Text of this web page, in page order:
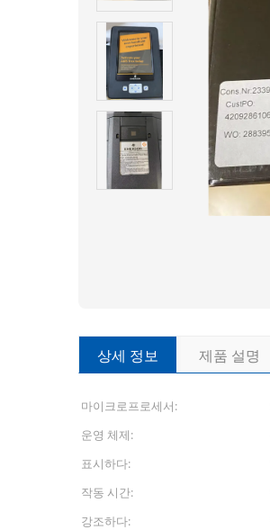
상세 정보 제품 설명
마이크로프로세서:
운영 체제:
표시하다:
작동 시간:
강조하다: